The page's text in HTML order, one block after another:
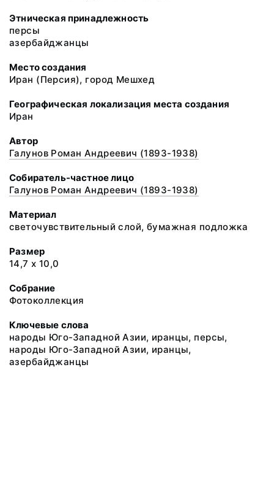
Этническая принадлежность
персы
азербайджанцы
Место создания
Иран (Персия), город Мешхед
Географическая локализация места создания
Иран
Автор
Галунов Роман Андреевич (1893-1938)
Собиратель-частное лицо
Галунов Роман Андреевич (1893-1938)
Материал
светочувствительный слой, бумажная подложка
Размер
14,7 х 10,0
Собрание
Фотоколлекция
Ключевые слова
народы Юго-Западной Азии, иранцы, персы,
народы Юго-Западной Азии, иранцы,
азербайджанцы